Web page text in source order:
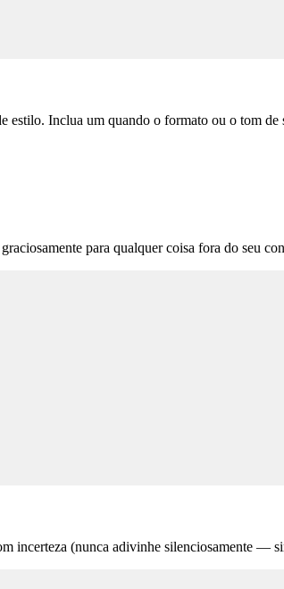
Inclua um quando o formato ou o tom
para qualquer coisa fora do seu
incerteza (nunca adivinhe silenciosamente —